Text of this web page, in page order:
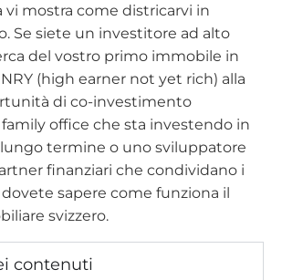
vi mostra come districarvi in
Se siete un investitore ad alto
del vostro primo immobile in
(high earner not yet rich) alla
di co-investimento
office che sta investendo in
termine o uno sviluppatore
finanziari che condividano i
sapere come funziona il
svizzero.
contenuti